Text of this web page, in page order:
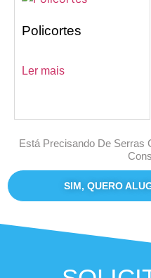
Policortes
Ler mais
Está Precisando De Serras
SIM, QUERO